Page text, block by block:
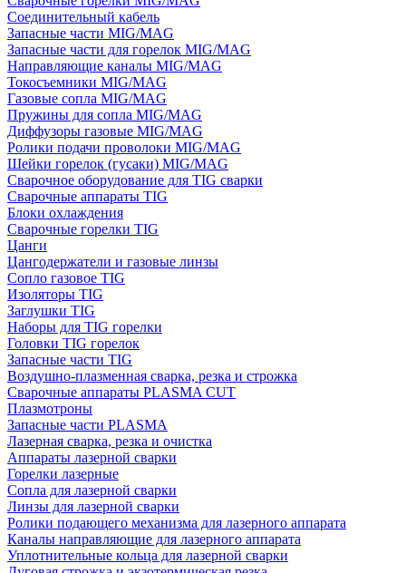
Соединительный кабель
Запасные части MIG/MAG
Запасные части для горелок MIG/MAG
Направляющие каналы MIG/MAG
Токосъемники MIG/MAG
Газовые сопла MIG/MAG
Пружины для сопла MIG/MAG
Диффузоры газовые MIG/MAG
Ролики подачи проволоки MIG/MAG
Шейки горелок (гусаки) MIG/MAG
Сварочное оборудование для TIG сварки
Сварочные аппараты TIG
Блоки охлаждения
Сварочные горелки TIG
Цанги
Цангодержатели и газовые линзы
Сопло газовое TIG
Изоляторы TIG
Заглушки TIG
Наборы для TIG горелки
Головки TIG горелок
Запасные части TIG
Воздушно-плазменная сварка, резка и строжка
Сварочные аппараты PLASMA CUT
Плазмотроны
Запасные части PLASMA
Лазерная сварка, резка и очистка
Аппараты лазерной сварки
Горелки лазерные
Сопла для лазерной сварки
Линзы для лазерной сварки
Ролики подающего механизма для лазерного аппарата
Каналы направляющие для лазерного аппарата
Уплотнительные кольца для лазерной сварки